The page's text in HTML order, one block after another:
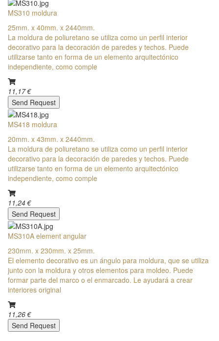
MS310 moldura
25mm. x 40mm. x 2440mm.
La moldura de poliuretano se utiliza como un perfil interior
decorativo para la decoración de paredes y techos. Puede
utilizarse tanto en forma de un elemento arquitectónico
independiente, como comple
11,17 €
Send Request
MS418 moldura
20mm. x 43mm. x 2440mm.
La moldura de poliuretano se utiliza como un perfil interior
decorativo para la decoración de paredes y techos. Puede
utilizarse tanto en forma de un elemento arquitectónico
independiente, como comple
11,24 €
Send Request
MS310A element angular
230mm. x 230mm. x 25mm.
El elemento decorativo es un ángulo para moldura, que se utiliza
junto con la moldura y otros elementos para moldeo. Puede
formar parte del marco o el enmarcado. Le ayudará a crear
interiores original
11,26 €
Send Request